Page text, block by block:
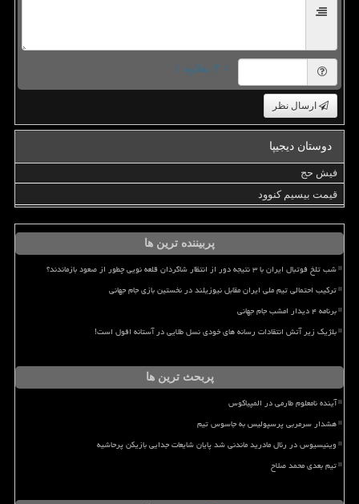
= ۳ بعلاوه ۱
ارسال نظر
دوستان دیجیپا
فیش حج
قیمت بیسیم کنوود
پربیننده ترین ها
شب تلخ فوتبال ایران با ۳ نتیجه دور از انتظار شاگردان قلعه نویی چطور از صعود بازماندند؟
ترکیب احتمالی تیم ملی ایران مقابل نیوزیلند در نخستین بازی جام جهانی
برنامه ۴ دیدار امشب جام جهانی
بلژیک زیر آتش انتقادات رسانه های خودی نسل طلایی در آستانه افول است!
پربحث ترین ها
آینده نامعلوم طارمی در المپیاکوس
هشدار سرمربی پرسپولیس به جاسوس تیم
وینیسیوس در رئال مادرید ماندنی شد پایان شایعات جدایی بازیکن پرحاشیه
تیم بعدی محمد صلاح